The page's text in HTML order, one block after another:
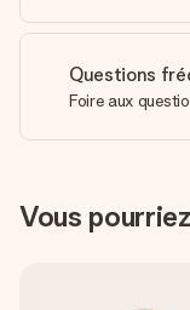
Questions
Foire aux
Vous